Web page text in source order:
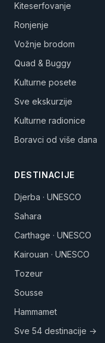
Kiteserfovanje
Ronjenje
Vožnje brodom
Quad & Buggy
Kulturne posete
Sve ekskurzije
Kulturne radionice
Boravci od više dana
DESTINACIJE
Djerba · UNESCO
Sahara
Carthage · UNESCO
Kairouan · UNESCO
Tozeur
Sousse
Hammamet
Sve 54 destinacije →